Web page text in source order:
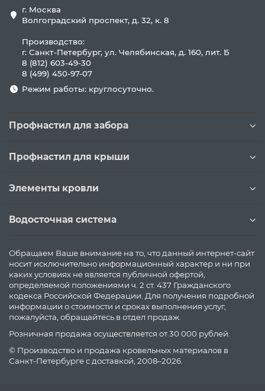
г. Москва
Волгоградский проспект, д. 32, к. 8
Производство:
г. Санкт-Петербург, ул. Челябинская, д. 160, лит. Б
8 (812) 603-49-30
8 (499) 450-97-07
Режим работы: круглосуточно.
Профнастил для забора
Профнастил для крыши
Элементы кровли
Водосточная система
Обращаем Ваше внимание на то, что данный интернет-сайт
носит исключительно информационный характер и ни при
каких условиях не является публичной офертой,
определяемой положениями ч. 2 ст. 437 Гражданского
кодекса Российской Федерации. Для получения подробной
информации о стоимости и сроках выполнения услуг,
пожалуйста, обращайтесь в отдел продаж.
Розничная продажа осуществляется от 30 000 рублей.
© Производство и продажа кровельных материалов в
Санкт-Петербурге с доставкой, 2008–2026.